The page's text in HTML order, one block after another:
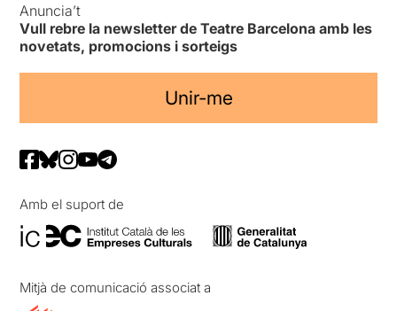
Anuncia’t
Vull rebre la newsletter de Teatre Barcelona amb les
novetats, promocions i sorteigs
Unir-me
Amb el suport de
Mitjà de comunicació associat a